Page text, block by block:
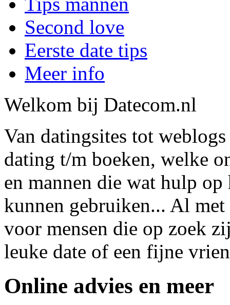
Second love
Eerste date tips
Meer info
Welkom bij Datecom.nl
Van datingsites tot
dating t/m boeken, welke
en mannen die wat hulp
kunnen gebruiken... Al
voor mensen die op zoek
leuke date of een fijne
Online advies en meer